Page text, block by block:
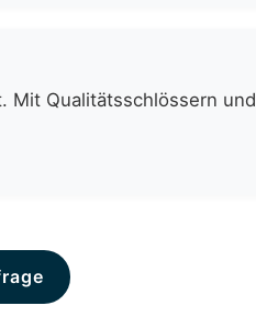
Mit Qualitätsschlössern und